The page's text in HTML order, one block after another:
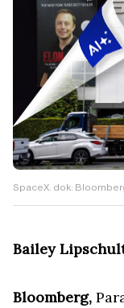
SpaceX. dok:
Bailey
Bloomberg,